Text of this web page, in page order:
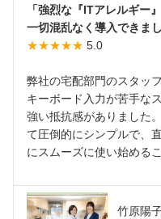
「強烈な『ITアレルギー
一切混乱なく導入できまし
★★★★★ 5.0
弊社の宅配部門のスタッ
キーボード入力が苦手な
強い抵抗感がありました
て圧倒的にシンプルで、
にスムーズに使い始める
竹原陽